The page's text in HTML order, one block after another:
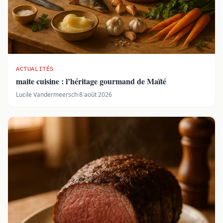
ACTUALITÉS
maite cuisine : l’héritage gourmand de Maïté
Lucile Vandermeersch·8 août 2026